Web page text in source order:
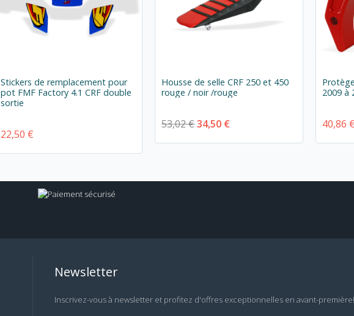
Stickers de remplacement pour
pot FMF Factory 4.1 CRF double
sortie
22,50 €
Housse de selle CRF 250 et 450
rouge / noir /rouge
53,02 €34,50 €
2009 à
40,86 €
Newsletter
Inscrivez-vous à newsletter et profitez d'offres exceptionnelles en avant-